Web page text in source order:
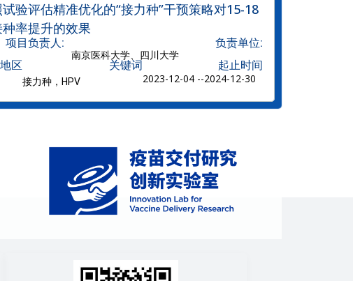
验评估精准优化的“接力种”干预策略对15-18
率提升的效果
项目负责人: 负责单位:
南京医科大学、四川大学
区 关键词
接力种，HPV
起止时间
2023-12-04 --2024-12-30